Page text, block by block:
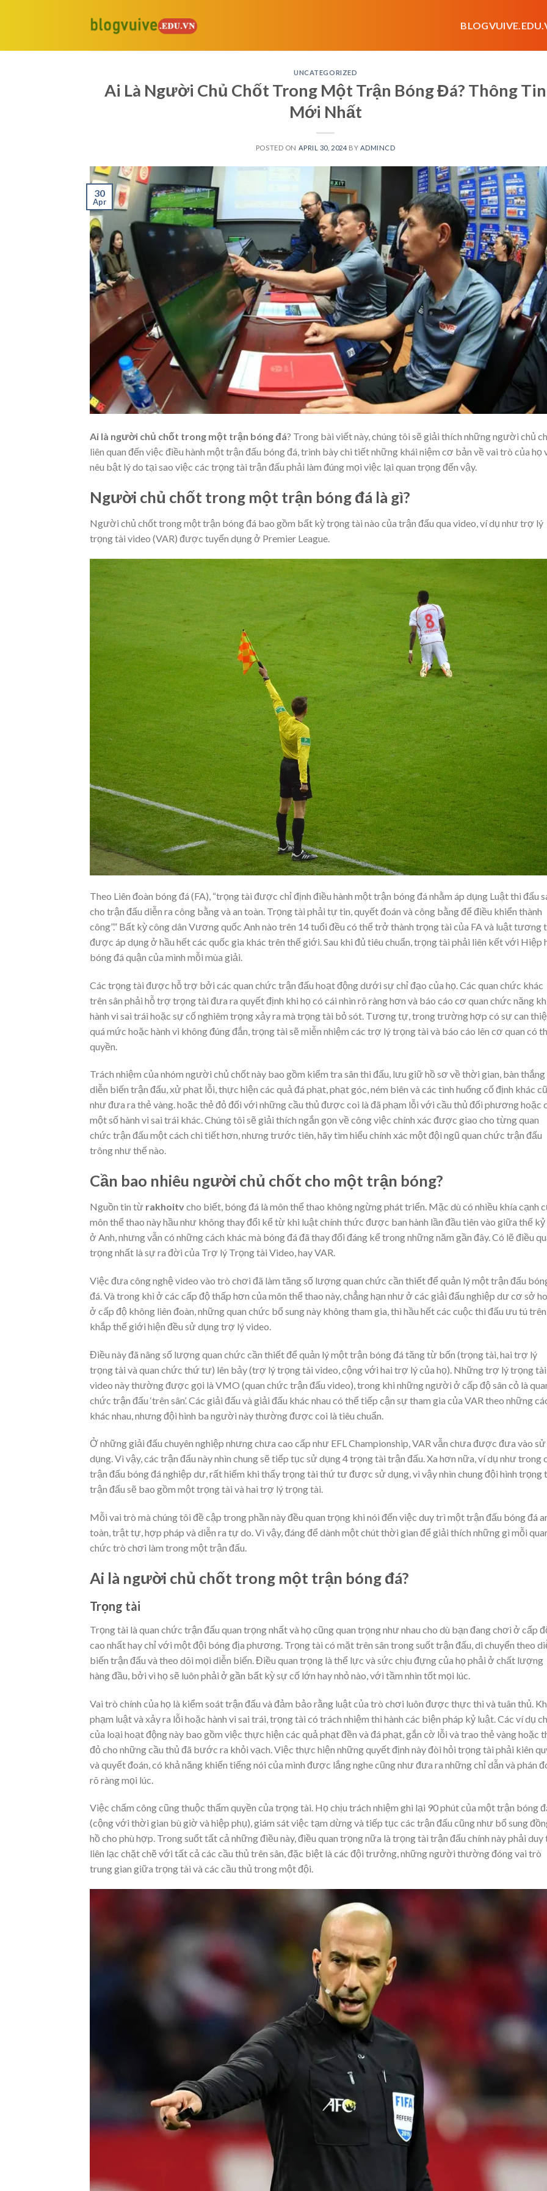
UNCATEGORIZED
Ai Là Người Chủ Chốt Trong Một Trận Bóng Đá? Thông Tin
Mới Nhất
POSTED ON APRIL 30, 2024 BY ADMINCD
30
Apr
Ai là người chủ chốt trong một trận bóng đá? Trong bài viết này, chúng tôi sẽ giải thích những người chủ
liên quan đến việc điều hành một trận đấu bóng đá, trình bày chi tiết những khái niệm cơ bản về vai trò của họ
nêu bật lý do tại sao việc các trọng tài trận đấu phải làm đúng mọi việc lại quan trọng đến vậy.
Người chủ chốt trong một trận bóng đá là gì?
Người chủ chốt trong một trận bóng đá bao gồm bất kỳ trọng tài nào của trận đấu qua video, ví dụ như trợ lý
trọng tài video (VAR) được tuyển dụng ở Premier League.
Theo Liên đoàn bóng đá (FA), “trọng tài được chỉ định điều hành một trận bóng đá nhằm áp dụng Luật thi đấu
cho trận đấu diễn ra công bằng và an toàn. Trọng tài phải tự tin, quyết đoán và công bằng để điều khiển thành
công”.” Bất kỳ công dân Vương quốc Anh nào trên 14 tuổi đều có thể trở thành trọng tài của FA và luật tương
được áp dụng ở hầu hết các quốc gia khác trên thế giới. Sau khi đủ tiêu chuẩn, trọng tài phải liên kết với Hiệp
bóng đá quận của mình mỗi mùa giải.
Các trọng tài được hỗ trợ bởi các quan chức trận đấu hoạt động dưới sự chỉ đạo của họ. Các quan chức khác
trên sân phải hỗ trợ trọng tài đưa ra quyết định khi họ có cái nhìn rõ ràng hơn và báo cáo cơ quan chức năng
hành vi sai trái hoặc sự cố nghiêm trọng xảy ra mà trọng tài bỏ sót. Tương tự, trong trường hợp có sự can
quá mức hoặc hành vi không đúng đắn, trọng tài sẽ miễn nhiệm các trợ lý trọng tài và báo cáo lên cơ quan có
quyền.
Trách nhiệm của nhóm người chủ chốt này bao gồm kiểm tra sân thi đấu, lưu giữ hồ sơ về thời gian, bàn thắng
diễn biến trận đấu, xử phạt lỗi, thực hiện các quả đá phạt, phạt góc, ném biên và các tình huống cố định khác
như đưa ra thẻ vàng. hoặc thẻ đỏ đối với những cầu thủ được coi là đã phạm lỗi với cầu thủ đối phương hoặc
một số hành vi sai trái khác. Chúng tôi sẽ giải thích ngắn gọn về công việc chính xác được giao cho từng quan
chức trận đấu một cách chi tiết hơn, nhưng trước tiên, hãy tìm hiểu chính xác một đội ngũ quan chức trận đấu
trông như thế nào.
Cần bao nhiêu người chủ chốt cho một trận bóng?
Nguồn tin từ rakhoitvcho biết, bóng đá là môn thể thao không ngừng phát triển. Mặc dù có nhiều khía cạnh
môn thể thao này hầu như không thay đổi kể từ khi luật chính thức được ban hành lần đầu tiên vào giữa thế kỷ
ở Anh, nhưng vẫn có những cách khác mà bóng đá đã thay đổi đáng kể trong những năm gần đây. Có lẽ điều
trọng nhất là sự ra đời của Trợ lý Trọng tài Video, hay VAR.
Việc đưa công nghệ video vào trò chơi đã làm tăng số lượng quan chức cần thiết để quản lý một trận đấu
đá. Và trong khi ở các cấp độ thấp hơn của môn thể thao này, chẳng hạn như ở các giải đấu nghiệp dư cơ sở
ở cấp độ không liên đoàn, những quan chức bổ sung này không tham gia, thì hầu hết các cuộc thi đấu ưu tú trên
khắp thế giới hiện đều sử dụng trợ lý video.
Điều này đã nâng số lượng quan chức cần thiết để quản lý một trận bóng đá tăng từ bốn (trọng tài, hai trợ lý
trọng tài và quan chức thứ tư) lên bảy (trợ lý trọng tài video, cộng với hai trợ lý của họ). Những trợ lý trọng tài
video này thường được gọi là VMO (quan chức trận đấu video), trong khi những người ở cấp độ sân cỏ là
chức trận đấu ‘trên sân’. Các giải đấu và giải đấu khác nhau có thể tiếp cận sự tham gia của VAR theo những
khác nhau, nhưng đội hình ba người này thường được coi là tiêu chuẩn.
Ở những giải đấu chuyên nghiệp nhưng chưa cao cấp như EFL Championship, VAR vẫn chưa được đưa vào sử
dụng. Vì vậy, các trận đấu này nhìn chung sẽ tiếp tục sử dụng 4 trọng tài trận đấu. Xa hơn nữa, ví dụ như trong
trận đấu bóng đá nghiệp dư, rất hiếm khi thấy trọng tài thứ tư được sử dụng, vì vậy nhìn chung đội hình trọng
trận đấu sẽ bao gồm một trọng tài và hai trợ lý trọng tài.
Mỗi vai trò mà chúng tôi đề cập trong phần này đều quan trọng khi nói đến việc duy trì một trận đấu bóng đá
toàn, trật tự, hợp pháp và diễn ra tự do. Vì vậy, đáng để dành một chút thời gian để giải thích những gì mỗi
chức trò chơi làm trong một trận đấu.
Ai là người chủ chốt trong một trận bóng đá?
Trọng tài
Trọng tài là quan chức trận đấu quan trọng nhất và họ cũng quan trọng như nhau cho dù bạn đang chơi ở cấp
cao nhất hay chỉ với một đội bóng địa phương. Trọng tài có mặt trên sân trong suốt trận đấu, di chuyển theo
biến trận đấu và theo dõi mọi diễn biến. Điều quan trọng là thể lực và sức chịu đựng của họ phải ở chất lượng
hàng đầu, bởi vì họ sẽ luôn phải ở gần bất kỳ sự cố lớn hay nhỏ nào, với tầm nhìn tốt mọi lúc.
Vai trò chính của họ là kiểm soát trận đấu và đảm bảo rằng luật của trò chơi luôn được thực thi và tuân thủ.
phạm luật và xảy ra lỗi hoặc hành vi sai trái, trọng tài có trách nhiệm thi hành các biện pháp kỷ luật. Các ví dụ
của loại hoạt động này bao gồm việc thực hiện các quả phạt đền và đá phạt, gắn cờ lỗi và trao thẻ vàng hoặc
đỏ cho những cầu thủ đã bước ra khỏi vạch. Việc thực hiện những quyết định này đòi hỏi trọng tài phải kiên
và quyết đoán, có khả năng khiến tiếng nói của mình được lắng nghe cũng như đưa ra những chỉ dẫn và phán
rõ ràng mọi lúc.
Việc chấm công cũng thuộc thẩm quyền của trọng tài. Họ chịu trách nhiệm ghi lại 90 phút của một trận bóng
(cộng với thời gian bù giờ và hiệp phụ), giám sát việc tạm dừng và tiếp tục các trận đấu cũng như bổ sung
hồ cho phù hợp. Trong suốt tất cả những điều này, điều quan trọng nữa là trọng tài trận đấu chính này phải duy
liên lạc chặt chẽ với tất cả các cầu thủ trên sân, đặc biệt là các đội trưởng, những người thường đóng vai trò
trung gian giữa trọng tài và các cầu thủ trong một đội.